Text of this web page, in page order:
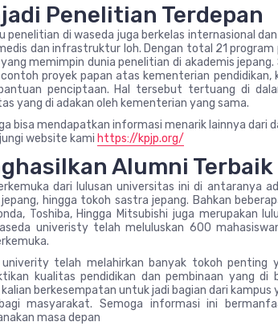
Penelitian Terdepan
penelitian di waseda juga berkelas internasional
dan infrastruktur loh. Dengan total 21 program
memimpin dunia penelitian di akademis
proyek papan atas kementerian pendidikan,
penciptaan. Hal tersebut tertuang di
yang di adakan oleh kementerian yang sama.
bisa mendapatkan informasi menarik lainnya dari
website kami https://kpjp.org/
Alumni Terbaik
dari lulusan universitas ini di antaranya
hingga tokoh sastra jepang. Bahkan
Toshiba, Hingga Mitsubishi juga merupakan
univeristy telah meluluskan 600
univerity telah melahirkan banyak tokoh penting
kualitas pendidikan dan pembinaan yang di
berkesempatan untuk jadi bagian dari
masyarakat. Semoga informasi ini
masa depan